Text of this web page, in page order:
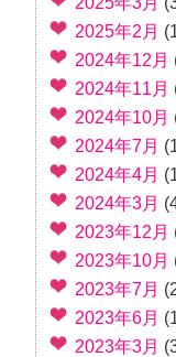
2025年2月
2024年12月
2024年11月
2024年10月
2024年7月
2024年4月
2024年3月
2023年12月
2023年10月
2023年7月
2023年6月
2023年3月